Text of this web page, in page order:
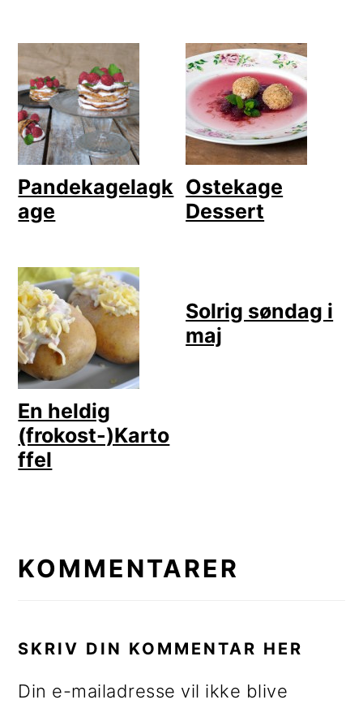
Pandekagelagk
age
Ostekage
Dessert
En heldig
(frokost-)Karto
ffel
Solrig søndag i
maj
KOMMENTARER
SKRIV DIN KOMMENTAR HER
Din e-mailadresse vil ikke blive